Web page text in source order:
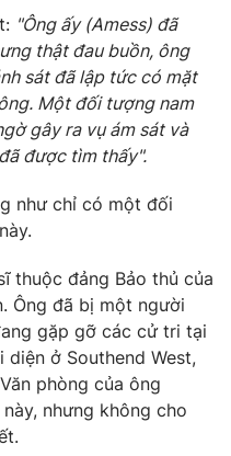
"Ông ấy (Amess) đã
thật đau buồn, ông
sát đã lập tức có mặt
Một đối tượng nam
gây ra vụ ám sát và
được tìm thấy".
như chỉ có một đối
này.
thuộc đảng Bảo thủ của
Ông đã bị một người
gặp gỡ các cử tri tại
ở Southend West,
phòng của ông
nhưng không cho
tiết.